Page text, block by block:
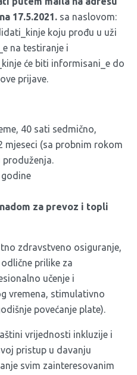
17.5.2021. sa naslovom:
koju prođu u uži
na testiranje i
će biti informisani_e do
prijave.
40 sati sedmično,
mjeseci (sa probnim rokom
produženja.
godine
za prevoz i topli
zdravstveno osiguranje,
prilike za
učenje i
vremena, stimulativno
povećanje plate).
vrijednosti inkluzije i
pristup u davanju
svim zainteresovanim